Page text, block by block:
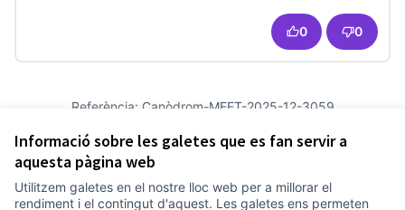
Informació sobre les galetes que es fan servir a
aquesta pàgina web
Utilitzem galetes en el nostre lloc web per a millorar el
rendiment i el contingut d'aquest. Les galetes ens permeten
0 0
Referència: Canòdrom-MEET-2025-12-3059
Afegir al calendari
Termes i condicions d'ús